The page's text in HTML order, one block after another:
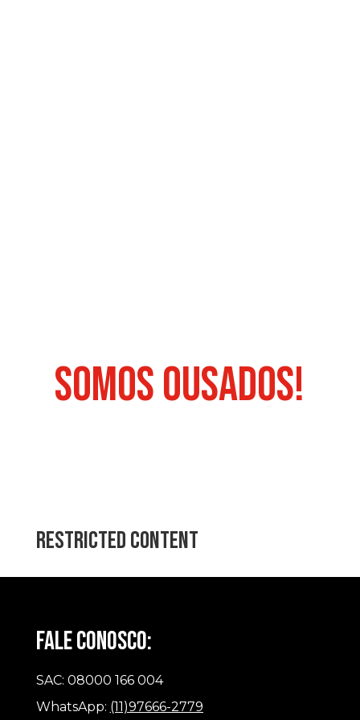
Somos Ousados!
Restricted content
Fale Conosco:
SAC: 08000 166 004
WhatsApp: (11)97666-2779